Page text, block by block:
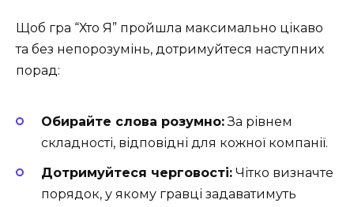
Щоб гра “Хто Я” пройшла максимально цікаво
та без непорозумінь, дотримуйтеся наступних
порад:
Обирайте слова розумно:За рівнем
складності, відповідні для кожної компанії.
Дотримуйтеся черговості: Чітко визначте
порядок, у якому гравці задаватимуть